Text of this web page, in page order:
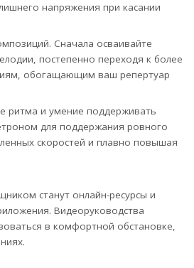
напряжения при касании
Сначала осваивайте
постепенно переходя к более
обогащающим ваш репертуар
ритма и умение поддерживать
для поддержания ровного
скоростей и плавно повышая
станут онлайн-ресурсы и
Видеоруководства
в комфортной обстановке,